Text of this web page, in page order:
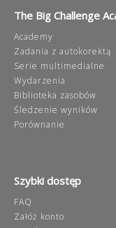
The Big Challenge
Academy
Zadania z autokorektą
Serie multimedialne
Wydarzenia
Biblioteka zasobów
Śledzenie wyników
Porównanie
Szybki dostęp
FAQ
Załóż konto